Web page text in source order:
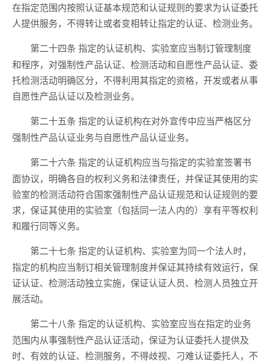
在指定范围内按照认证基本规范和认证规则的要求为认证委托
人提供服务，不得转让或者变相转让指定的认证、检测业务。
第二十四条 指定的认证机构、实验室应当制订管理制度
和程序，对强制性产品认证、检测活动和自愿性产品认证、委
托检测活动明确区分，不得利用其指定的资格，开发或者从事
自愿性产品认证以及检测业务。
第二十五条 指定的认证机构在对外宣传中应当严格区分
强制性产品认证业务与自愿性产品认证业务。
第二十六条 指定的认证机构应当与指定的实验室签署书
面协议，明确各自的权利义务和法律责任，并保证其使用的实
验室的检测活动符合国家强制性产品认证规范和认证规则的要
求，保证其使用的实验室（包括同一法人内的）享有平等权利
和履行同等义务。
第二十七条 指定的认证机构、实验室为同一个法人时，
指定的机构应当制订相关管理制度并保证其持续有效运行，保
证认证、检测活动独立实施，保证认证人员、检测人员独立开
展活动。
第二十八条 指定的认证机构、实验室应当在指定的业务
范围内从事强制性产品认证活动，保证为认证委托人提供及
时、有效的认证、检测服务，不得歧视、刁难认证委托人，不